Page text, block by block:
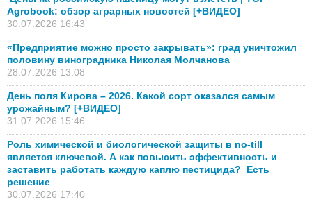
Agrobook: обзор аграрных новостей [+ВИДЕО]
30.07.2026 16:43
«Предприятие можно просто закрывать»: град уничтожил
половину виноградника Николая Молчанова
28.07.2026 13:08
День поля Кирова – 2026. Какой сорт оказался самым
урожайным? [+ВИДЕО]
31.07.2026 15:46
Роль химической и биологической защиты в no-till
является ключевой. А как повысить эффективность и
заставить работать каждую каплю пестицида? Есть
решение
30.07.2026 17:40